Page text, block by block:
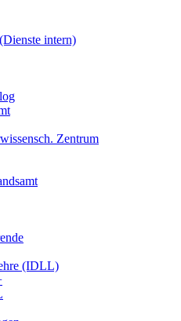
intern)
Zentrum
(IDLL)